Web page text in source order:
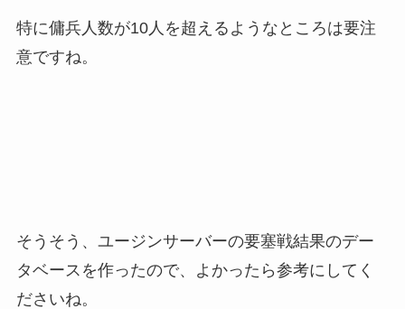
特に傭兵人数が10人を超えるようなところは要注
意ですね。
そうそう、ユージンサーバーの要塞戦結果のデー
タベースを作ったので、よかったら参考にしてく
ださいね。